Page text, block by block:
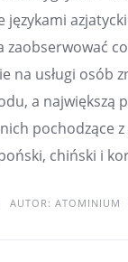
językami
zaobserwować
na usługi osób
a największą
pochodzące
chiński i
AUTOR: ATOMINIUM